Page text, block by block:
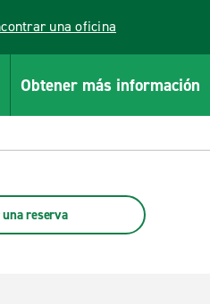
una oficina
Obtener más información
una reserva